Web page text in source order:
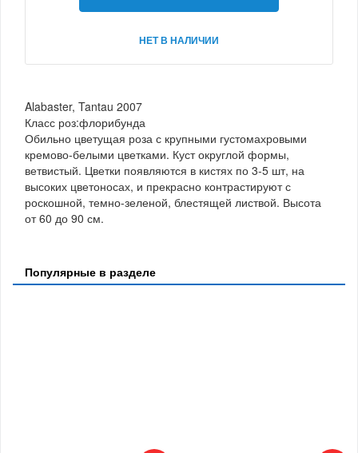
НЕТ В НАЛИЧИИ
Alabaster, Tantau 2007
Класс роз:флорибунда
Обильно цветущая роза с крупными густомахровыми
кремово-белыми цветками. Куст округлой формы,
ветвистый. Цветки появляются в кистях по 3-5 шт, на
высоких цветоносах, и прекрасно контрастируют с
роскошной, темно-зеленой, блестящей листвой. Высота
от 60 до 90 см.
Популярные в разделе